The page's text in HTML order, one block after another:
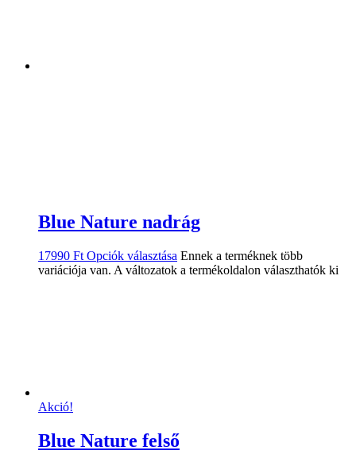
Blue Nature nadrág
17990 Ft Opciók választása Ennek a terméknek több
variációja van. A változatok a termékoldalon választhatók ki
Akció!
Blue Nature felső